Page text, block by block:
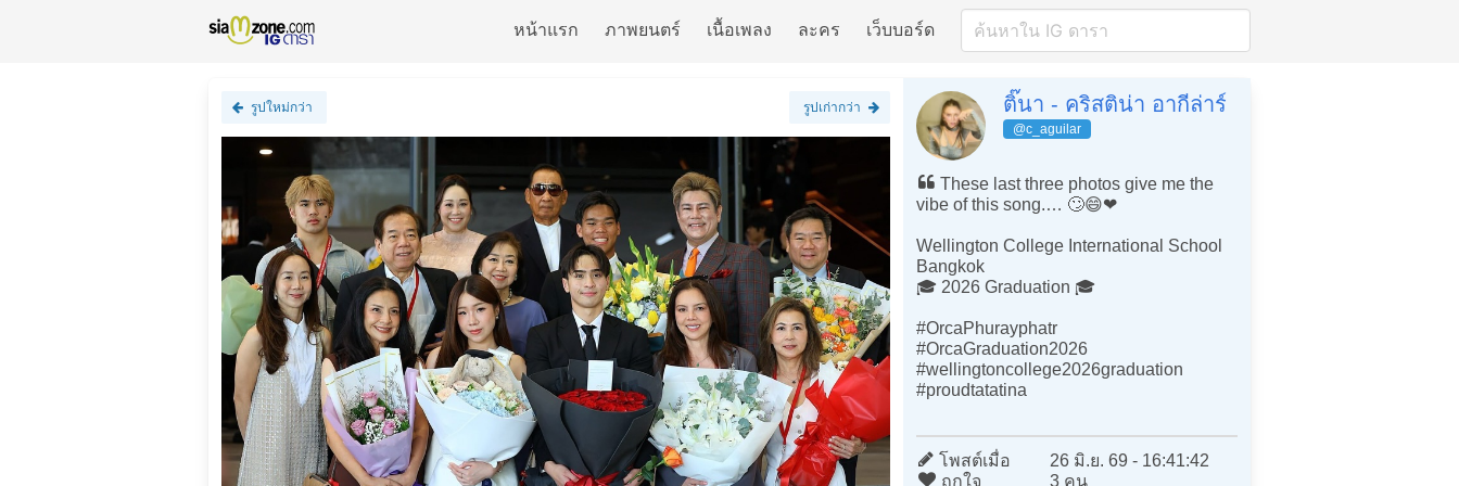
หน้าแรก ภาพยนตร์ เนื้อเพลง ละคร เว็บบอร์ด
รูปใหม่กว่า รูปเก่ากว่า ติ๊นา - คริสติน่า อากีล่าร์
@c_aguilar
These last three photos give me the
vibe of this song.… 🙄😄❤️
Wellington College International School
Bangkok
🎓 2026 Graduation 🎓
#OrcaPhurayphatr
#OrcaGraduation2026
#wellingtoncollege2026graduation
#proudtatatina
โพสต์เมื่อ
26 มิ.ย. 69 - 16:41:42
ถูกใจ
3 คน